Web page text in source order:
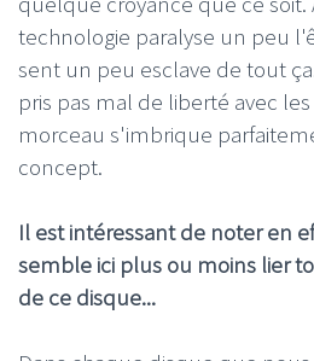
technologie paralyse un peu
sent un peu esclave de tout
pris pas mal de liberté avec
morceau s'imbrique
concept.
Il est intéressant de noter en
semble ici plus ou moins lier
de ce disque...